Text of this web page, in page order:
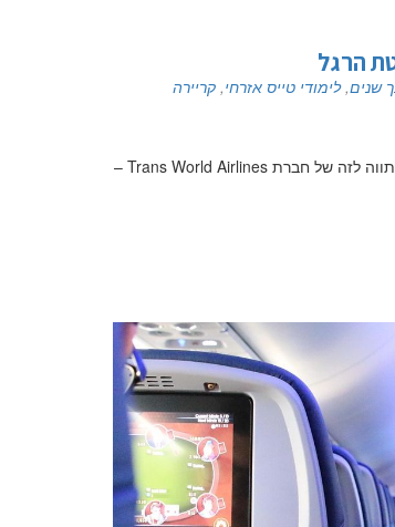
שנים,לימודי טייס אזרחי, קריירה
תוכן עניינים מעטים הסיפורים בעולם התעופה שעוצמתם התרבותית וההיסטורית משתווה לזה של חברת Trans World Airlines –